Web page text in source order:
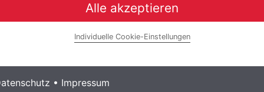
Alle akzeptieren
Individuelle Cookie-Einstellungen
• Impressum